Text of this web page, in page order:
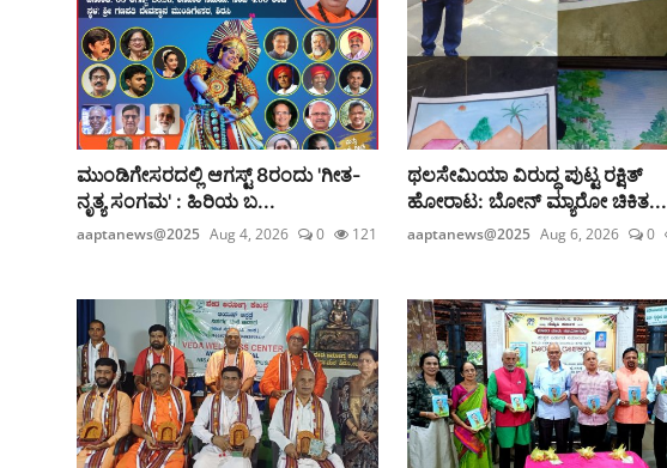
ಮುಂಡಿಗೇಸರದಲ್ಲಿ ಆಗಸ್ಟ್‌ 8ರಂದು 'ಗೀತ-
ನೃತ್ಯ ಸಂಗಮ' : ಹಿರಿಯ ಬ...
aaptanews@2025 Aug 4, 2026 0 121
ಥಲಸೇಮಿಯಾ ವಿರುದ್ಧ ಪುಟ್ಟ ರಕ್ಷಿತ್
ಹೋರಾಟ: ಬೋನ್ ಮ್ಯಾರೋ ಚಿಕಿತ...
aaptanews@2025 Aug 6, 2026 0